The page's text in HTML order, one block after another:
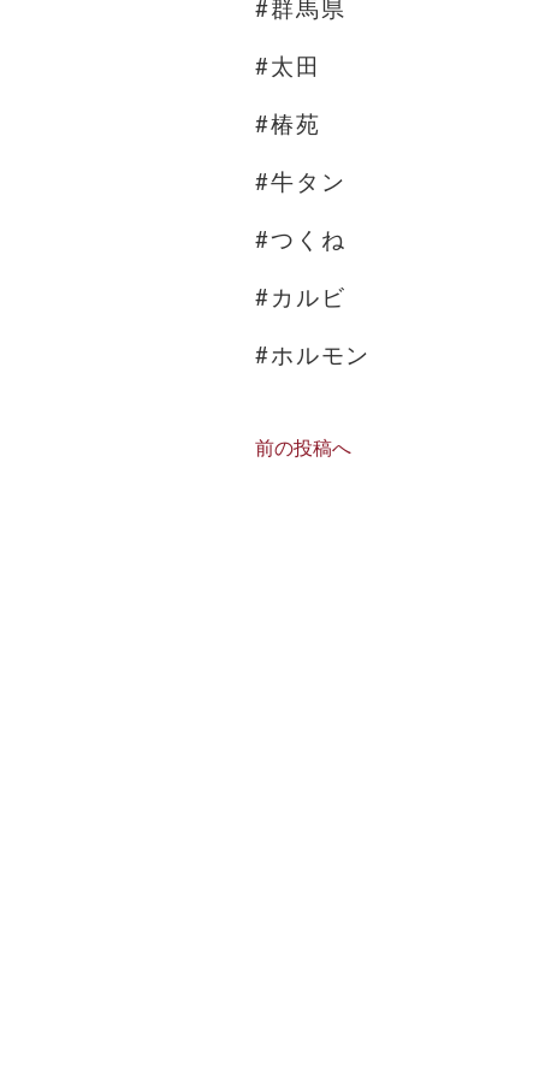
#群馬県
#太田
#椿苑
#牛タン
#つくね
#カルビ
#ホルモン
前の投稿へ